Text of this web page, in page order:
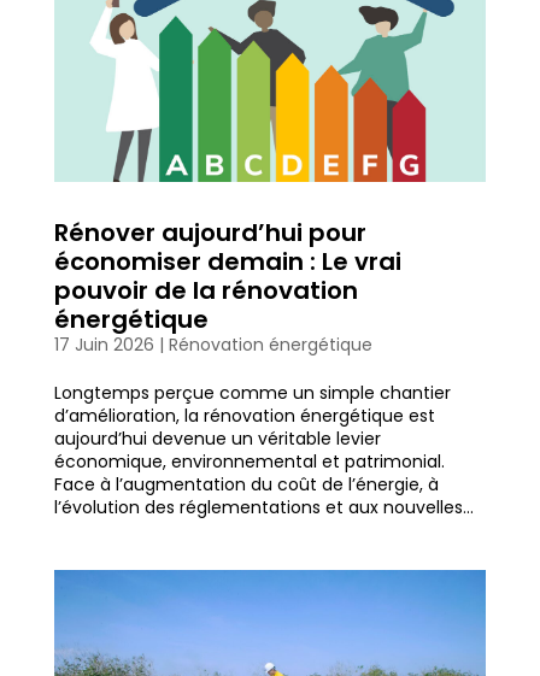
Rénover aujourd’hui pour
économiser demain : Le vrai
pouvoir de la rénovation
énergétique
17 Juin 2026 | Rénovation énergétique
Longtemps perçue comme un simple chantier
d’amélioration, la rénovation énergétique est
aujourd’hui devenue un véritable levier
économique, environnemental et patrimonial.
Face à l’augmentation du coût de l’énergie, à
l’évolution des réglementations et aux nouvelles...